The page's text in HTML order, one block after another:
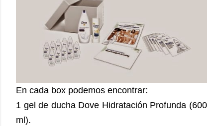
En cada box podemos encontrar:
1 gel de ducha Dove Hidratación Profunda (600
ml).